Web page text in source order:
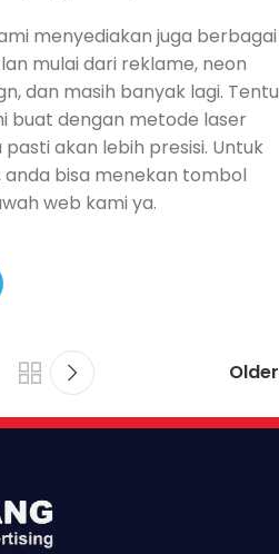
menyediakan juga berbagai
mulai dari reklame, neon
dan masih banyak lagi. Tentu
buat dengan metode laser
akan lebih presisi. Untuk
bisa menekan tombol
web kami ya.
Older